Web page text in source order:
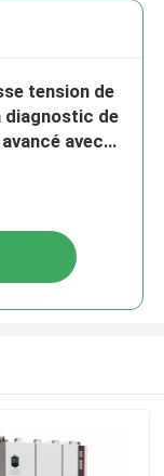
tension de
diagnostic de
avec